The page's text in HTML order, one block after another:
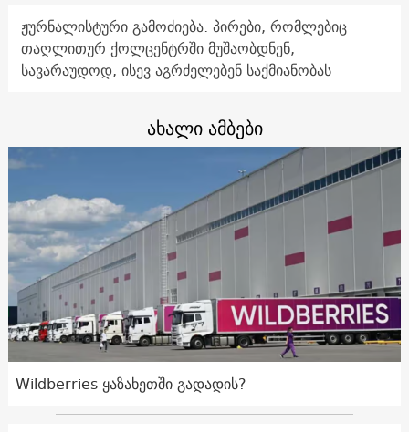
ჟურნალისტური გამოძიება: პირები, რომლებიც
თაღლითურ ქოლცენტრში მუშაობდნენ,
სავარაუდოდ, ისევ აგრძელებენ საქმიანობას
ახალი ამბები
Wildberries ყაზახეთში გადადის?